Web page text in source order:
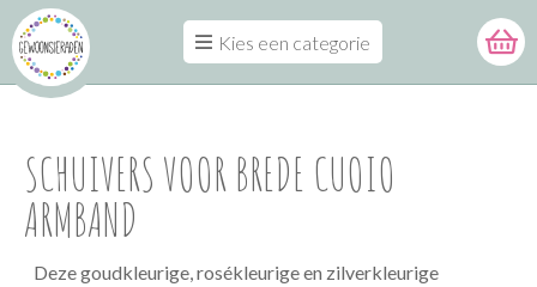
Kies een categorie
SCHUIVERS VOOR BREDE CUOIO
ARMBAND
Deze goudkleurige, rosékleurige en zilverkleurige